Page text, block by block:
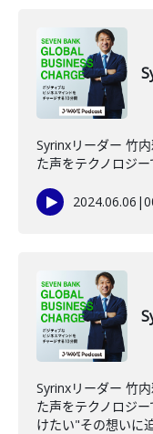
Syrinxリーダー 竹
た声をテクノロジ
2024.06.06 |
Syrinxリーダー 竹
た声をテクノロジ
けたい"その想いに